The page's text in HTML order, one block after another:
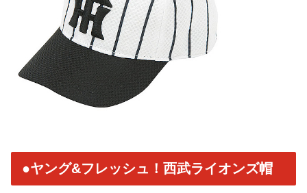
●ヤング&フレッシュ！西武ライオンズ帽